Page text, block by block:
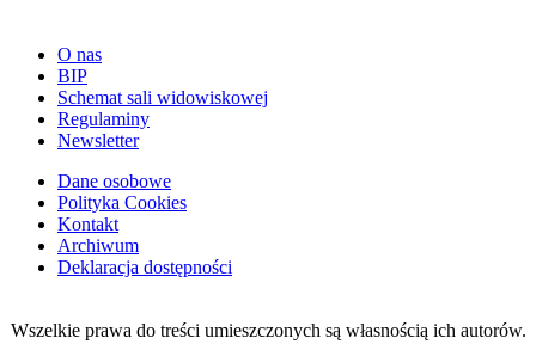
O nas
BIP
Schemat sali widowiskowej
Regulaminy
Newsletter
Dane osobowe
Polityka Cookies
Kontakt
Archiwum
Deklaracja dostępności
Wszelkie prawa do treści umieszczonych są własnością ich autorów.